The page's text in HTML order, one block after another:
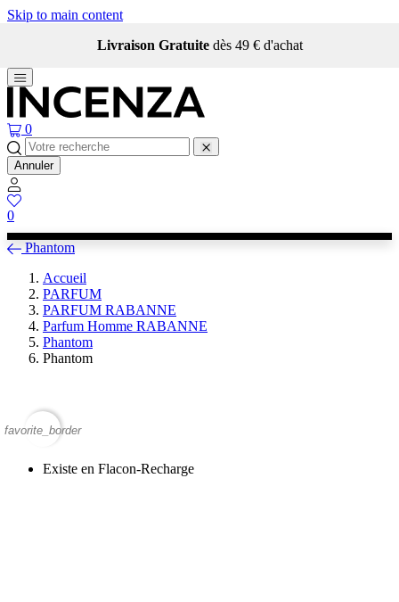
Skip to main content
Livraison Gratuite dès 49 € d'achat
0
Annuler
0
Phantom
Accueil
PARFUM
PARFUM RABANNE
Parfum Homme RABANNE
Phantom
Phantom
favorite_border
Existe en Flacon-Recharge